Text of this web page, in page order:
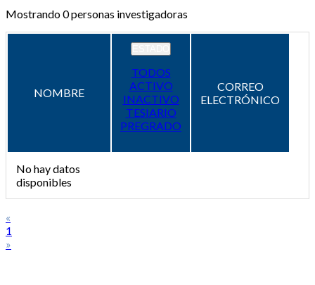
Mostrando0personas investigadoras
NOMBRE
TODOS
ACTIVO
INACTIVO
TESIARIO
PREGRADO
CORREO
ELECTRÓNICO
No hay datos
disponibles
«
1
»